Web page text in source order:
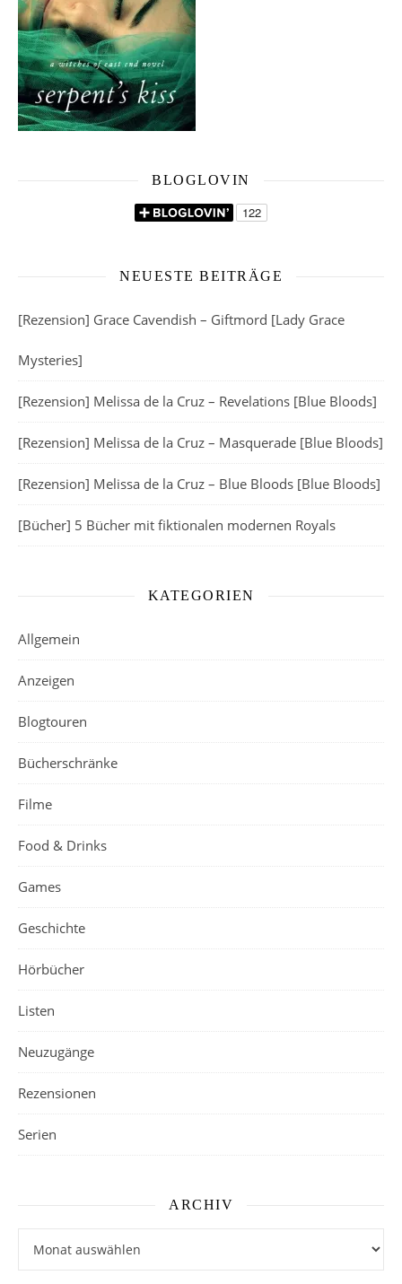
BLOGLOVIN
NEUESTE BEITRÄGE
[Rezension] Grace Cavendish – Giftmord [Lady Grace
Mysteries]
[Rezension] Melissa de la Cruz – Revelations [Blue Bloods]
[Rezension] Melissa de la Cruz – Masquerade [Blue Bloods]
[Rezension] Melissa de la Cruz – Blue Bloods [Blue Bloods]
[Bücher] 5 Bücher mit fiktionalen modernen Royals
KATEGORIEN
Allgemein
Anzeigen
Blogtouren
Bücherschränke
Filme
Food & Drinks
Games
Geschichte
Hörbücher
Listen
Neuzugänge
Rezensionen
Serien
ARCHIV